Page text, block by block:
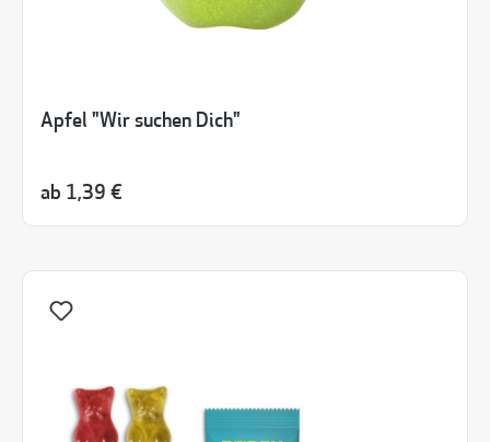
Apfel "Wir suchen Dich"
ab 1,39 €